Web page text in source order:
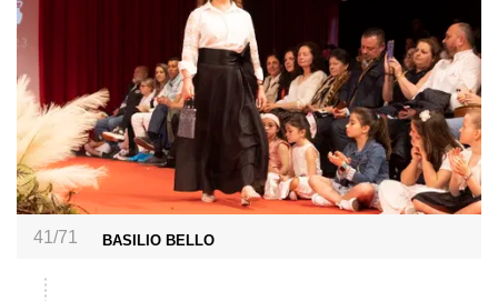
41/71 BASILIO BELLO